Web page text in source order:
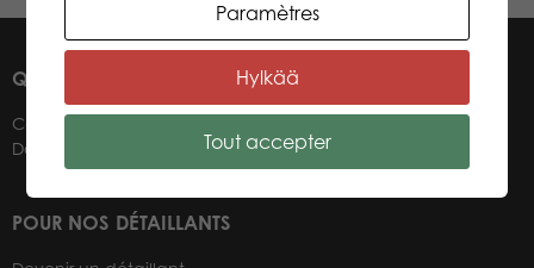
QUI SOMMES-NOUS ?
Contacts
Détaillants
POUR NOS DÉTAILLANTS
Paramètres
Hylkää
Tout accepter